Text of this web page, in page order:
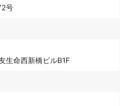
号
生命西新橋ビルB1F